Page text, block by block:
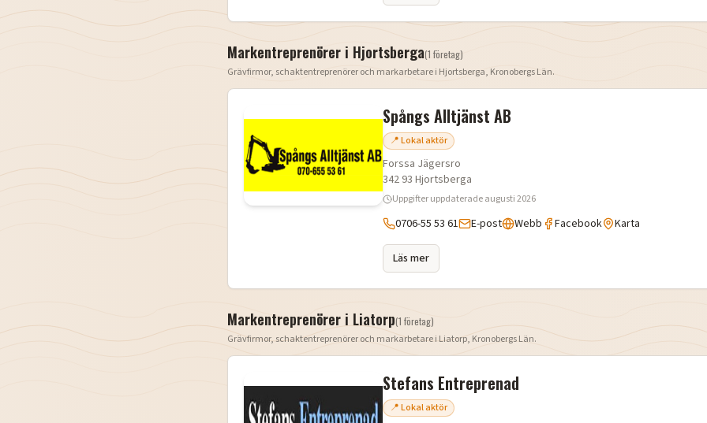
Markentreprenörer i Hjortsberga(1 företag)
Grävfirmor, schaktentreprenörer och markarbetare i Hjortsberga, Kronobergs Län.
Spångs Alltjänst AB
📍 Lokal aktör
Forssa Jägersro
342 93 Hjortsberga
Uppgifter uppdateradeaugusti 2026
0706-55 53 61 E-post Webb Facebook Karta
Läs mer
Markentreprenörer i Liatorp(1 företag)
Grävfirmor, schaktentreprenörer och markarbetare iLiatorp,Kronobergs Län.
Stefans Entreprenad
📍 Lokal aktör